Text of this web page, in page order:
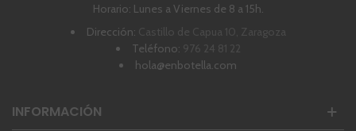
Horario: Lunes a Viernes de 8 a 15h.
Dirección: Castillo de Capua 10, Zaragoza
Teléfono: 976 24 81 22
hola@enbotella.com
INFORMACIÓN